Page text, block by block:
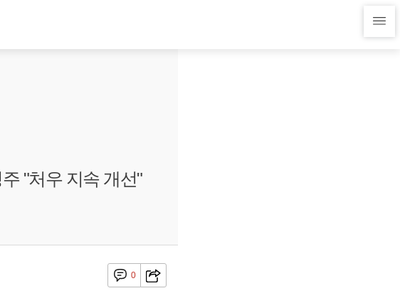
"처우 지속 개선"
0